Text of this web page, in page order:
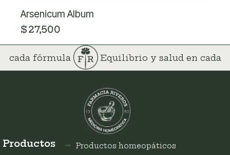
Arsenicum Album
$27,500
cada fórmula Equilibrio y salud en
Productos
Productos homeopáticos